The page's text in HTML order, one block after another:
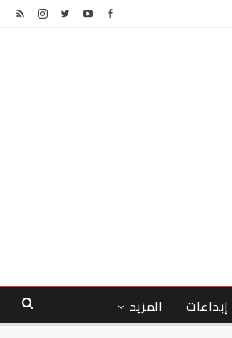
إبداعات المزيد